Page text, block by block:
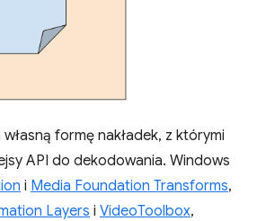
formę nakładek, z którymi
API do dekodowania. Windows
i Media Foundation Transforms,
Layers i VideoToolbox,